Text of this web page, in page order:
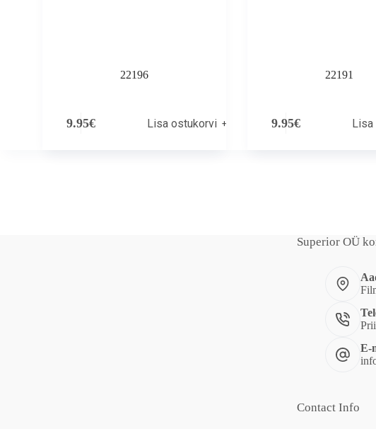
22196
9.95€ Lisa ostukorvi
22191
9.95€ Lisa
Superior OÜ
E-
Contact Info